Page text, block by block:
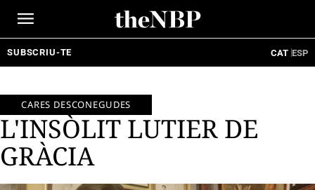
SUBSCRIU-TE CAT ESP
CARES DESCONEGUDES
L'INSÒLIT LUTIER DE
GRÀCIA